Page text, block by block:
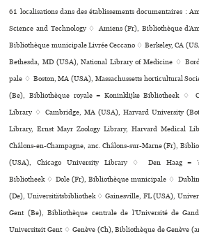
61 localisations dans des établissements documentaires :
Science and Technology ♢ Amiens (Fr), Bibliothèque
Bibliothèque muni­ci­pale Livrée Ceccano ♢ Berkeley, CA
Bethesda, MD (USA), National Library of Medicine ♢
pale ♢ Boston, MA (USA), Massachussetts hor­ti­cultu­ral
(Be), Bibliothèque royale = Koninklijke Bibliotheek ♢
Library ♢ Cambridge, MA (USA), Harvard University
Library, Ernst Mayr Zoology Library, Harvard Medical
Châlons-en-Champagne, anc. Châlons-sur-Marne (Fr),
(USA), Chicago University Library ♢ Den Haag =
Bibliotheek ♢ Dole (Fr), Bibliothèque muni­ci­pale ♢
(De), Universitätsbibliothek ♢ Gainesville, FL (USA),
Gent (Be), Bibliothèque centrale de l’Université de
Universiteit Gent ♢ Genève (Ch), Bibliothèque de Genève